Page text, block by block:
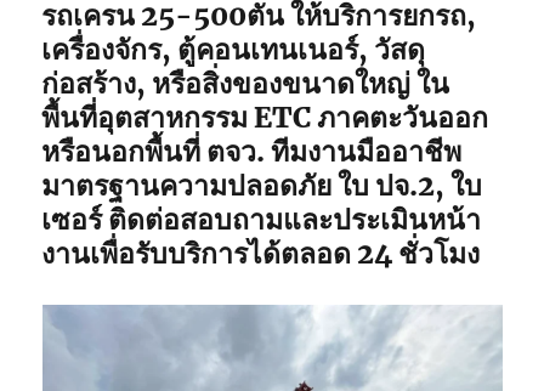
รถเครน 25-500ตัน ให้บริการยกรถ,
เครื่องจักร, ตู้คอนเทนเนอร์, วัสดุ
ก่อสร้าง, หรือสิ่งของขนาดใหญ่ ใน
พื้นที่อุตสาหกรรม ETC ภาคตะวันออก
หรือนอกพื้นที่ ตจว. ทีมงานมืออาชีพ
มาตรฐานความปลอดภัย ใบ ปจ.2, ใบ
เซอร์ ติดต่อสอบถามและประเมินหน้า
งานเพื่อรับบริการได้ตลอด 24 ชั่วโมง